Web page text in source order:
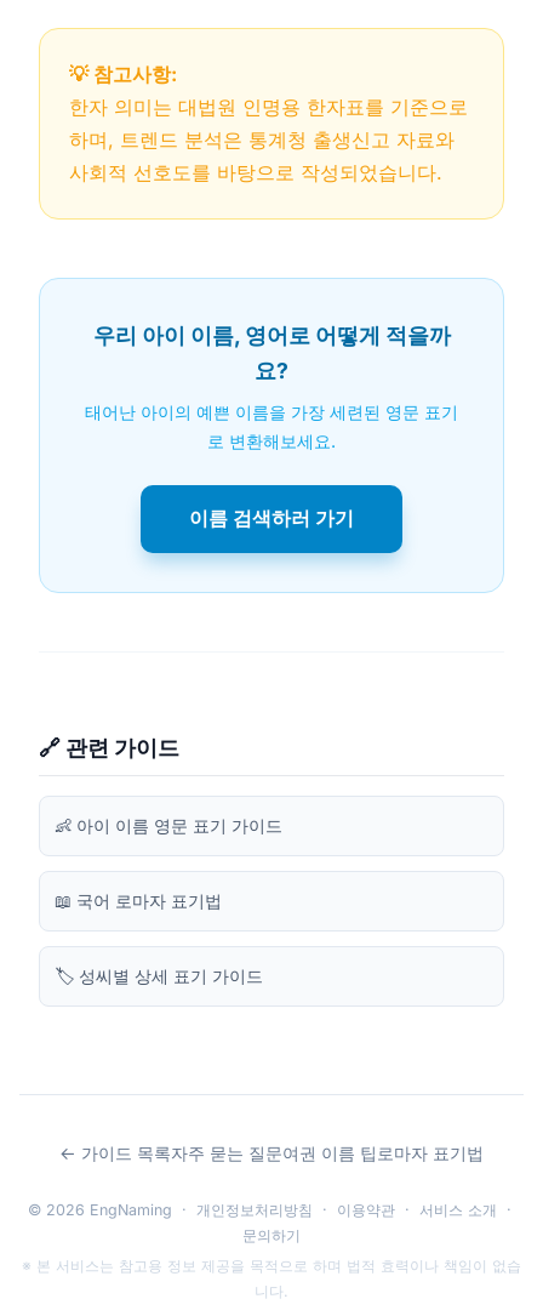
💡 참고사항:
한자 의미는 대법원 인명용 한자표를 기준으로
하며, 트렌드 분석은 통계청 출생신고 자료와
사회적 선호도를 바탕으로 작성되었습니다.
우리 아이 이름, 영어로 어떻게 적을까
요?
태어난 아이의 예쁜 이름을 가장 세련된 영문 표기
로 변환해보세요.
이름 검색하러 가기
🔗 관련 가이드
👶 아이 이름 영문 표기 가이드
📖 국어 로마자 표기법
🏷️ 성씨별 상세 표기 가이드
← 가이드 목록자주 묻는 질문여권 이름 팁 로마자 표기법
© 2026 EngNaming · 개인정보처리방침 · 이용약관· 서비스 소개 ·
문의하기
※ 본 서비스는 참고용 정보 제공을 목적으로 하며 법적 효력이나 책임이 없습
니다.